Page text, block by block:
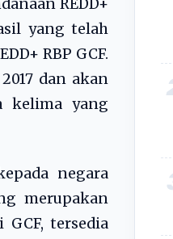
REDD+
yang telah
RBP GCF.
dan akan
kelima yang
negara
merupakan
tersedia